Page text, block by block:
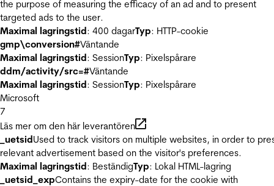
the purpose of measuring the efficacy of an ad and to present
targeted ads to the user.
Maximal lagringstid: 400 dagarTyp: HTTP-cookie
gmp\conversion#Väntande
Maximal lagringstid: SessionTyp: Pixelspårare
ddm/activity/src=#Väntande
Maximal lagringstid: SessionTyp: Pixelspårare
Microsoft
7
Läs mer om den här leverantören
_uetsidUsed to track visitors on multiple websites, in order to
relevant advertisement based on the visitor's preferences.
Maximal lagringstid: BeständigTyp: Lokal HTML-lagring
_uetsid_expContains the expiry-date for the cookie with